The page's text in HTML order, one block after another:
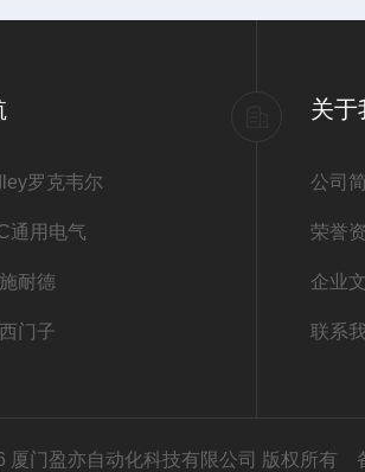
罗克韦尔
通用电气
耐德
门子
关于
公司
荣誉
企业
联系
厦门盈亦自动化科技有限公司 版权所有